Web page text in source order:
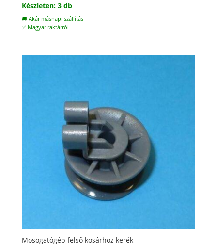
Készleten: 3 db
🚚 Akár másnapi szállítás
✅ Magyar raktárról
Mosogatógép felső kosárhoz kerék